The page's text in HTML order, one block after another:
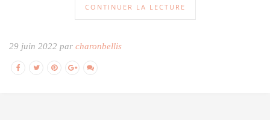
CONTINUER LA LECTURE
29 juin 2022 par charonbellis